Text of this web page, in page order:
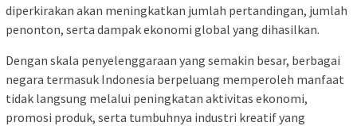
diperkirakan akan meningkatkan jumlah pertandingan, jumlah
penonton, serta dampak ekonomi global yang dihasilkan.
Dengan skala penyelenggaraan yang semakin besar, berbagai
negara termasuk Indonesia berpeluang memperoleh manfaat
tidak langsung melalui peningkatan aktivitas ekonomi,
promosi produk, serta tumbuhnya industri kreatif yang